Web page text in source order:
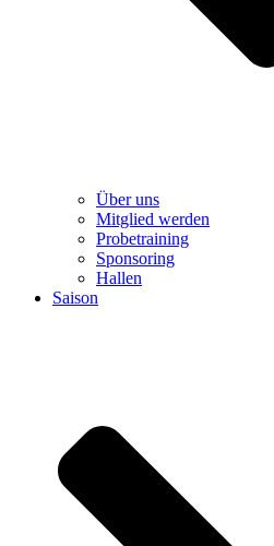
Über uns
Mitglied werden
Probetraining
Sponsoring
Hallen
Saison